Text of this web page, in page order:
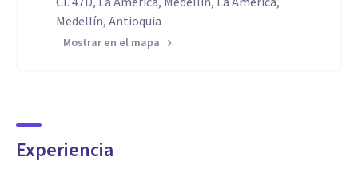
Medellín, Antioquia
Mostrar en el mapa
Experiencia